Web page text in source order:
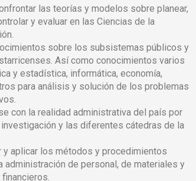
las teorías y modelos sobre planear,
y evaluar en las Ciencias de la
sobre los subsistemas públicos y
Así como conocimientos varios
y estadística, informática, economía,
para análisis y solución de los problemas
con la realidad administrativa del país por
y las diferentes cátedras de la
y aplicar los métodos y procedimientos
administración de personal, de materiales y